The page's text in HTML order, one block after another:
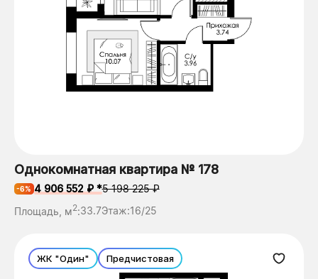
Однокомнатная квартира № 178
-6% 4 906 552 ₽ *5 198 225 ₽
Площадь, м2:33.7Этаж:16/25
ЖК "Один" Предчистовая